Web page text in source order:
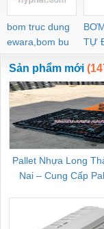
bom truc dung
ewara,bom bu
ewara
TỰ
Sản phẩm mới
Pallet Nhựa Long
Nai – Cung Cấp